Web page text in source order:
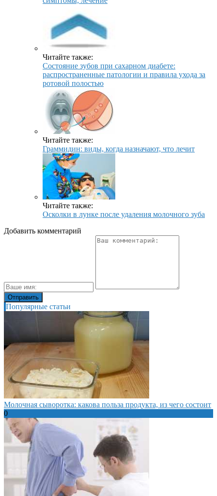
Читайте также:
Состояние зубов при сахарном диабете:
распространенные патологии и правила ухода за
ротовой полостью
Читайте также:
Граммидин: виды, когда назначают, что лечит
Читайте также:
Осколки в лунке после удаления молочного зуба
Добавить комментарий
Популярные статьи
Молочная сыворотка: какова польза продукта, из чего состоит
0